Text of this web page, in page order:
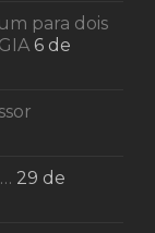
para dois
6 de
29 de